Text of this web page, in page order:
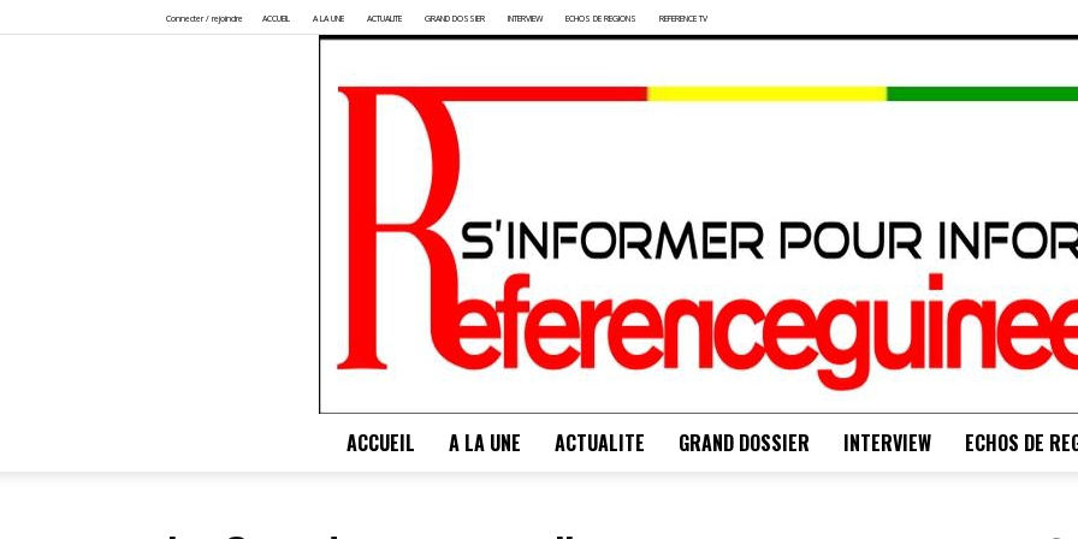
Connecter / rejoindre ACCUEIL A LA UNE ACTUALITE GRAND DOSSIER INTERVIEW ECHOS DE REGIONS REFERENCE TV
ACCUEIL A LA UNE ACTUALITE GRAND DOSSIER INTERVIEW ECHOS DE